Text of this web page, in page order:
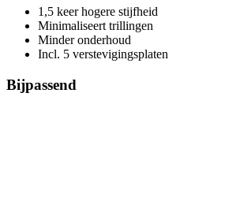
1,5 keer hogere stijfheid
Minimaliseert trillingen
Minder onderhoud
Incl. 5 verstevigingsplaten
Bijpassend